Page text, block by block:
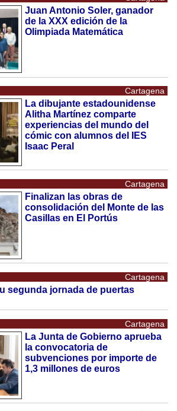
Juan Antonio Soler, ganador
de la XXX edición de la
Olimpiada Matemática
Cartagena
La dibujante estadounidense
Alitha Martínez comparte
experiencias del mundo del
cómic con alumnos del IES
Isaac Peral
Cartagena
Finalizan las obras de
consolidación del Monte de las
Casillas en El Portús
Cartagena
segunda jornada de puertas
Cartagena
La Junta de Gobierno aprueba
la convocatoria de
subvenciones por importe de
1,3 millones de euros